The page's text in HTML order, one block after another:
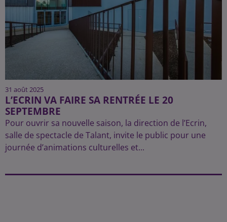
31 août 2025
L’ECRIN VA FAIRE SA RENTRÉE LE 20
SEPTEMBRE
Pour ouvrir sa nouvelle saison, la direction de l’Ecrin,
salle de spectacle de Talant, invite le public pour une
journée d’animations culturelles et...